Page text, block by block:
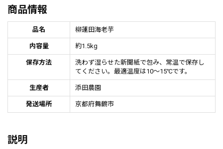
商品情報
品名 柳蓮田海老芋
内容量 約1.5kg
保存方法
洗わず湿らせた新聞紙で包み、常温で保存し
てください。最適温度は10～15℃です。
生産者 添田農園
発送場所 京都府舞鶴市
説明